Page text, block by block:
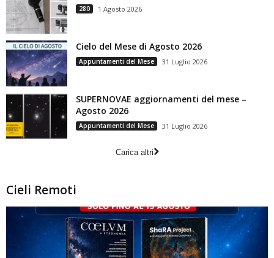
280 1 Agosto 2026
Cielo del Mese di Agosto 2026
Appuntamenti del Mese 31 Luglio 2026
SUPERNOVAE aggiornamenti del mese –
Agosto 2026
Appuntamenti del Mese 31 Luglio 2026
Carica altri
Cieli Remoti